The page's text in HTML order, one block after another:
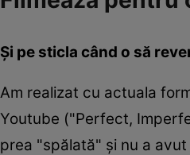
Și pe sticla când o să
Am realizat cu actuala
Youtube ("Perfect,
prea "spălată" și nu a